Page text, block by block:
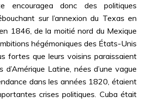
encouragea donc des politiques
sur l’annexion du Texas en
1846, de la moitié nord du Mexique
hégémoniques des États-Unis
fortes que leurs voisins paraissaient
d’Amérique Latine, nées d’une vague
dans les années 1820, étaient
crises politiques. Cuba était